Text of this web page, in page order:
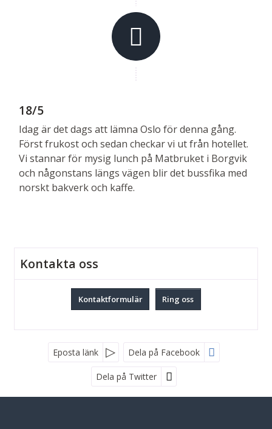
18/5
Idag är det dags att lämna Oslo för denna gång.
Först frukost och sedan checkar vi ut från hotellet.
Vi stannar för mysig lunch på Matbruket i Borgvik
och någonstans längs vägen blir det bussfika med
norskt bakverk och kaffe.
Kontakta oss
Kontaktformulär Ring oss
FacebookEposta länk Dela på Facebook
Dela på Twitter